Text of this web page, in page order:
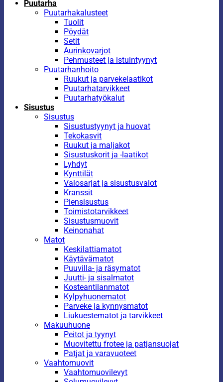
Puutarha
Puutarhakalusteet
Tuolit
Pöydät
Setit
Aurinkovarjot
Pehmusteet ja istuintyynyt
Puutarhanhoito
Ruukut ja parvekelaatikot
Puutarhatarvikkeet
Puutarhatyökalut
Sisustus
Sisustus
Sisustustyynyt ja huovat
Tekokasvit
Ruukut ja maljakot
Sisustuskorit ja -laatikot
Lyhdyt
Kynttilät
Valosarjat ja sisustusvalot
Kranssit
Piensisustus
Toimistotarvikkeet
Sisustusmuovit
Keinonahat
Matot
Keskilattiamatot
Käytävämatot
Puuvilla- ja räsymatot
Juutti- ja sisalmatot
Kosteantilanmatot
Kylpyhuonematot
Parveke ja kynnysmatot
Liukuestematot ja tarvikkeet
Makuuhuone
Peitot ja tyynyt
Muovitettu frotee ja patjansuojat
Patjat ja varavuoteet
Vaahtomuovit
Vaahtomuovilevyt